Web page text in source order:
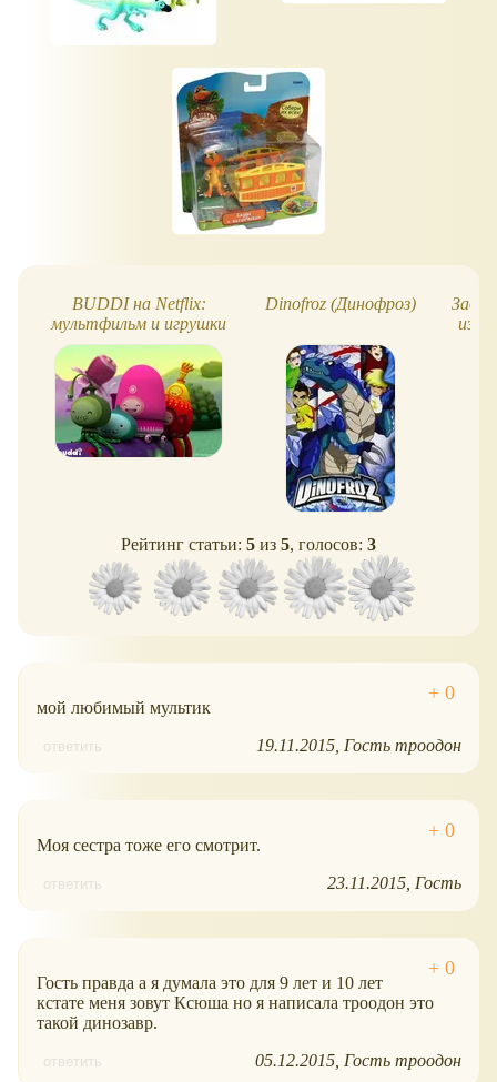
BUDDI на Netflix:
мультфильм и игрушки
Dinofroz (Динофроз)
из
Рейтинг статьи: 5 из 5, голосов: 3
мой любимый мультик
ответить 19.11.2015 Гость троодон
Моя сестра тоже его смотрит.
ответить 23.11.2015 Гость
Гость правда а я думала это для 9 лет и 10 лет
кстате меня зовут Ксюша но я написала троодон это
такой динозавр.
ответить 05.12.2015 Гость троодон